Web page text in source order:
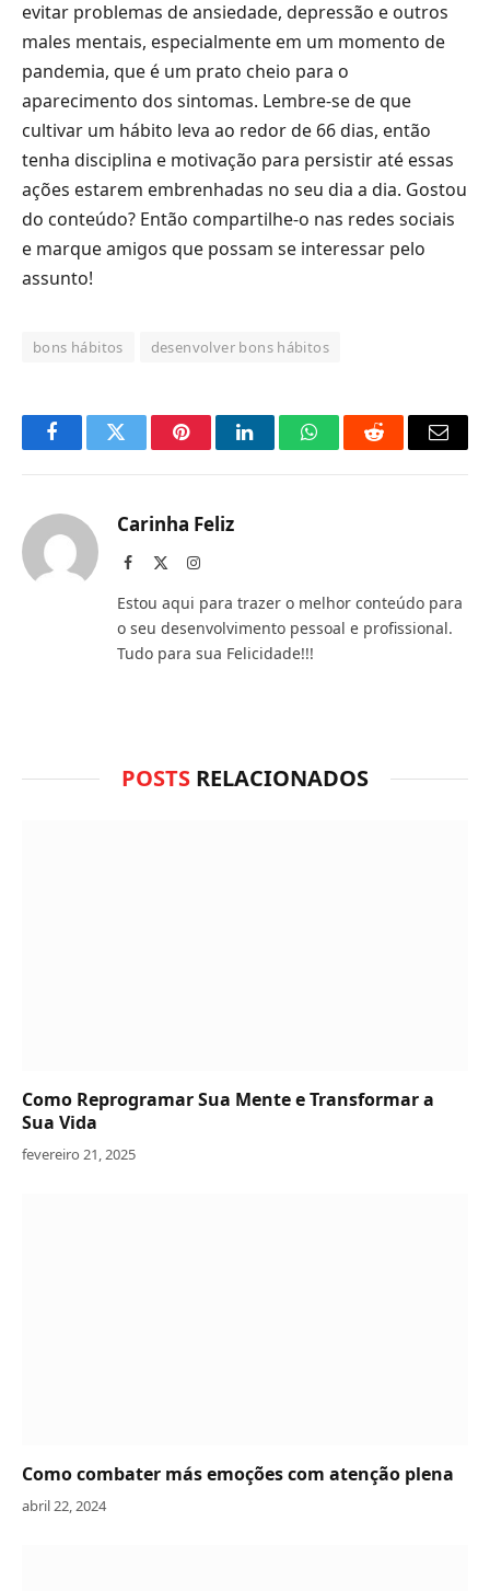
evitar problemas de ansiedade, depressão e outros
males mentais, especialmente em um momento de
pandemia, que é um prato cheio para o
aparecimento dos sintomas. Lembre-se de que
cultivar um hábito leva ao redor de 66 dias, então
tenha disciplina e motivação para persistir até essas
ações estarem embrenhadas no seu dia a dia. Gostou
do conteúdo? Então compartilhe-o nas redes sociais
e marque amigos que possam se interessar pelo
assunto!
bons hábitos desenvolver bons hábitos
FacebookTwitter PinterestLinkedInO
WhatsApp?
Reddit
E-
Carinha Feliz
Facebook Instagram
Estou aqui para trazer o melhor conteúdo para
o seu desenvolvimento pessoal e profissional.
Tudo para sua Felicidade!!!
POSTS RELACIONADOS
Como Reprogramar Sua Mente e Transformar a
Sua Vida
fevereiro 21, 2025
Como combater más emoções com atenção plena
abril 22, 2024